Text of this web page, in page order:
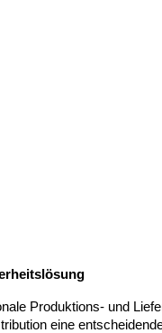
Produktions- und
eine